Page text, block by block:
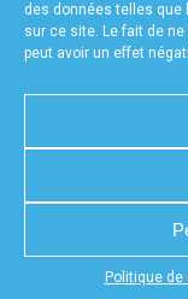
des données telles que
sur ce site. Le fait de
peut avoir un effet
Politique de
Appuyez sur le
CHARTE DE
POLITIQUE DE